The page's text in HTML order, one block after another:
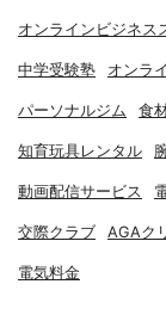
オンラインビジネス
中学受験塾 オンラ
パーソナルジム 食
知育玩具レンタル
動画配信サービス
交際クラブ AGAク
電気料金